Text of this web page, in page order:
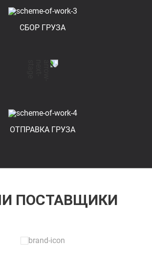
СБОР ГРУЗА
ОТПРАВКА ГРУЗА
ПОСТАВЩИКИ